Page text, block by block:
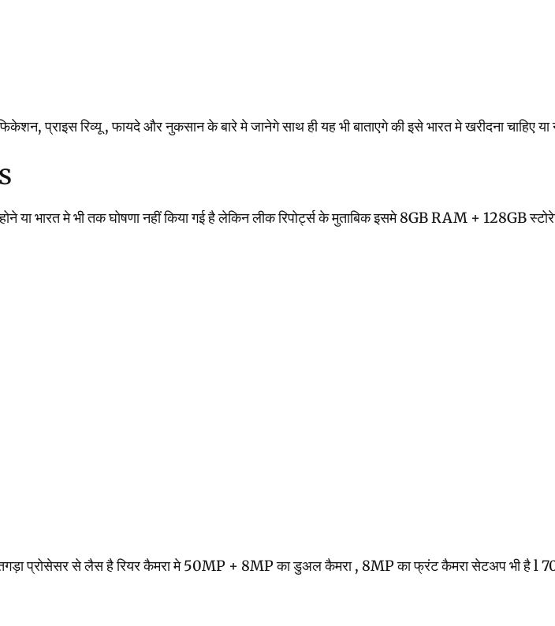
प्राइस रिव्यू , फायदे और नुकसान के बारे मे जानेगे साथ ही यह भी बाताएगे की इसे भारत मे खरीदना चाहिए या
या भारत मे भी तक घोषणा नहीं किया गई है लेकिन लीक रिपोर्ट्स के मुताबिक इसमे 8GB RAM +
से लैस है रियर कैमरा मे 50MP + 8MP का डुअल कैमरा , 8MP का फ्रंट कैमरा सेटअप भी है l